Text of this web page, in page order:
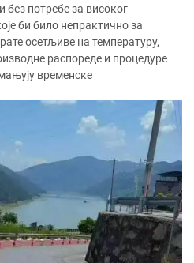
без потребе за високог
би било непрактично за
осетљиве на температуру,
распореде и процедуре
временске